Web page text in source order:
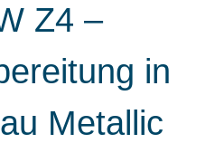
Z4 –
in
Metallic